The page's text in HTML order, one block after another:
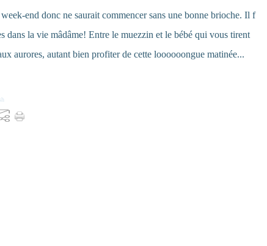
end donc ne saurait commencer sans une bonne brioche. Il f
dans la vie mâdâme! Entre le muezzin et le bébé qui vous tirent
aurores, autant bien profiter de cette loooooongue matinée...